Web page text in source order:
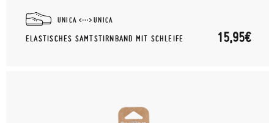
UNICA UNICA
ELASTISCHES SAMTSTIRNBAND MIT SCHLEIFE 15,95€